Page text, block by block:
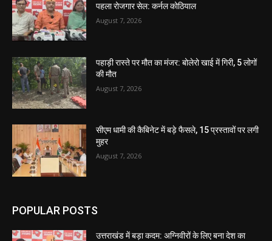
पहला रोजगार सेल: कर्नल कोठियाल
August 7, 2026
पहाड़ी रास्ते पर मौत का मंजर: बोलेरो खाई में गिरी, 5 लोगों
की मौत
August 7, 2026
सीएम धामी की कैबिनेट में बड़े फैसले, 15 प्रस्तावों पर लगी
मुहर
August 7, 2026
POPULAR POSTS
उत्तराखंड में बड़ा कदम: अग्निवीरों के लिए बना देश का